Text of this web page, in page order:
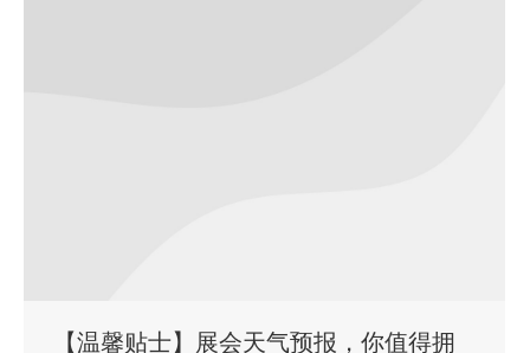
【温馨贴士】展会天气预报，你值得拥